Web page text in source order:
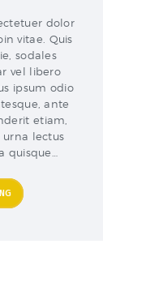
dolor
vitae. Quis
sodales
vel libero
ipsum odio
ante
etiam,
lectus
quisque…